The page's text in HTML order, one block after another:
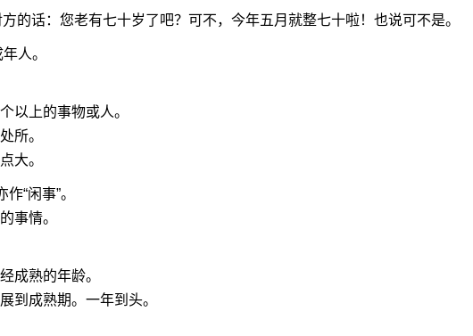
的话：您老有七十岁了吧？可不，今年五月就整七十啦！也说可不是。
人。
以上的事物或人。
所。
大。
“闲事”。
事情。
成熟的年龄。
到成熟期。一年到头。